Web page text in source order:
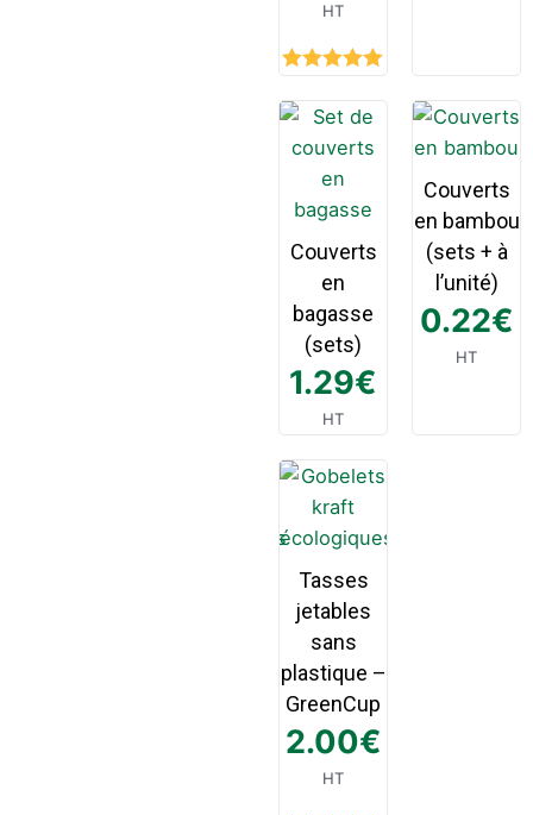
HT
Couverts
en
bagasse
(sets)
1.29€
HT
Couverts
en bambou
(sets + à
l’unité)
0.22€
HT
Tasses
jetables
sans
plastique –
GreenCup
2.00€
HT